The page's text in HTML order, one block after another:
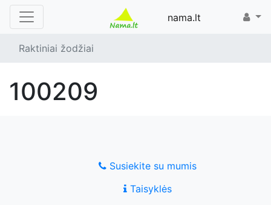
nama.lt
Raktiniai žodžiai
100209
Susiekite su mumis
Taisyklės